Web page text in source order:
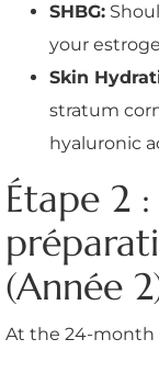
SHBG:
your
Skin
stratum
hyaluronic
Étape 2
(Année
At the 24-month